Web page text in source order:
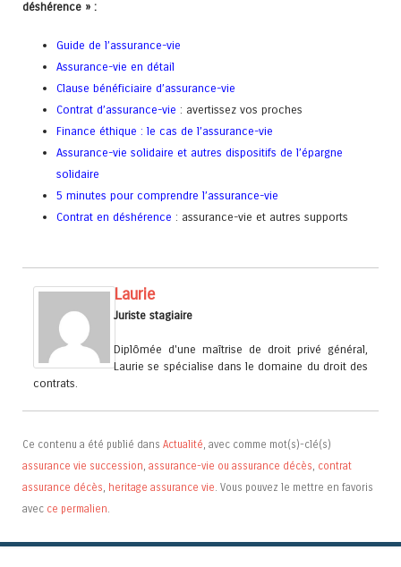
déshérence » :
Guide de l’assurance-vie
Assurance-vie en détail
Clause bénéficiaire d’assurance-vie
Contrat d’assurance-vie : avertissez vos proches
Finance éthique : le cas de l’assurance-vie
Assurance-vie solidaire et autres dispositifs de l’épargne
solidaire
5 minutes pour comprendre l’assurance-vie
Contrat en déshérence : assurance-vie et autres supports
Laurie
Juriste stagiaire
Diplômée d'une maîtrise de droit privé général,
Laurie se spécialise dans le domaine du droit des
contrats.
Ce contenu a été publié dans Actualité, avec comme mot(s)-clé(s)
assurance vie succession, assurance-vie ou assurance décès, contrat
assurance décès, heritage assurance vie. Vous pouvez le mettre en favoris
avec ce permalien.